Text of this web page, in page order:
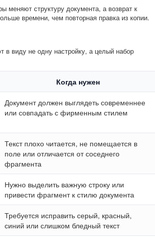
меняют структуру документа, а возврат к
времени, чем повторная правка из копии.
виду не одну настройку, а целый набор
Когда нужен
Документ должен выглядеть современнее
или совпадать с фирменным стилем
Текст плохо читается, не помещается в
поле или отличается от соседнего
фрагмента
Нужно выделить важную строку или
привести фрагмент к стилю документа
Требуется исправить серый, красный,
синий или слишком бледный текст